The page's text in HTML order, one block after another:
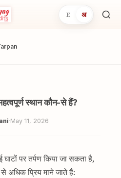
E अ
स्थान कौन-से हैं?
·May 11, 2026
घाटों पर तर्पण किया जा सकता है,
अधिक प्रिय माने जाते हैं: